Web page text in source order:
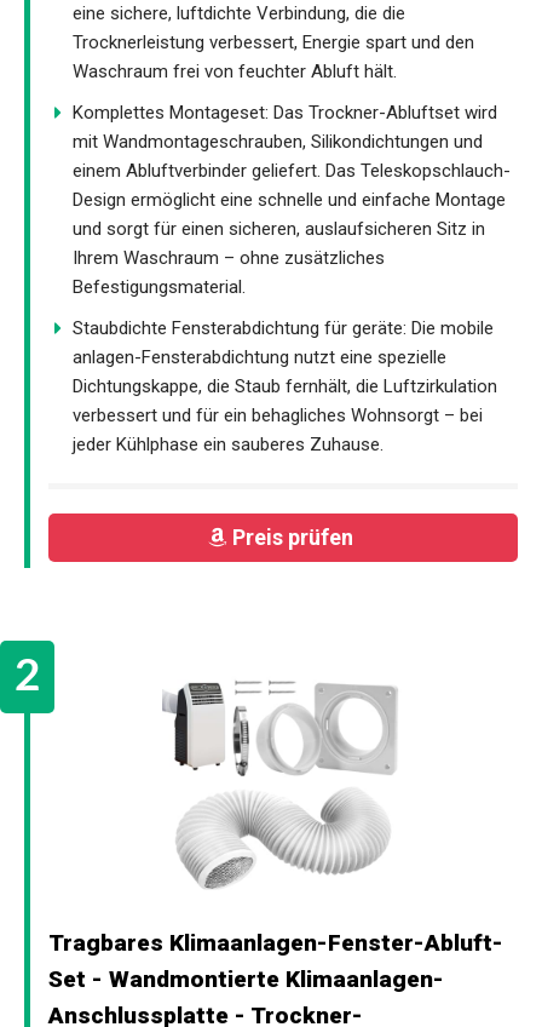
eine sichere, luftdichte Verbindung, die die
Trocknerleistung verbessert, Energie spart und den
Waschraum frei von feuchter Abluft hält.
Komplettes Montageset: Das Trockner-Abluftset wird
mit Wandmontageschrauben, Silikondichtungen und
einem Abluftverbinder geliefert. Das Teleskopschlauch-
Design ermöglicht eine schnelle und einfache Montage
und sorgt für einen sicheren, auslaufsicheren Sitz in
Ihrem Waschraum – ohne zusätzliches
Befestigungsmaterial.
Staubdichte Fensterabdichtung für geräte: Die mobile
anlagen-Fensterabdichtung nutzt eine spezielle
Dichtungskappe, die Staub fernhält, die Luftzirkulation
verbessert und für ein behagliches Wohnsorgt – bei
jeder Kühlphase ein sauberes Zuhause.
Preis prüfen
Tragbares Klimaanlagen-Fenster-Abluft-
Set - Wandmontierte Klimaanlagen-
Anschlussplatte - Trockner-